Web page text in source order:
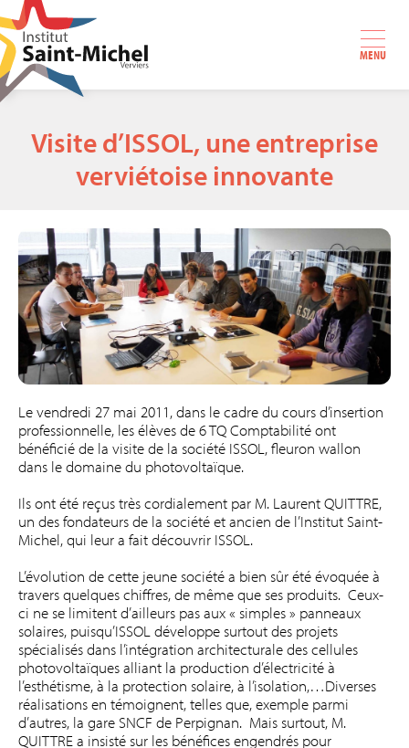
MENU
Visite d’ISSOL, une entreprise
verviétoise innovante
Le vendredi 27 mai 2011, dans le cadre du cours d’insertion
professionnelle, les élèves de 6 TQ Comptabilité ont
bénéficié de la visite de la société ISSOL, fleuron wallon
dans le domaine du photovoltaïque.
Ils ont été reçus très cordialement par M. Laurent QUITTRE,
un des fondateurs de la société et ancien de l’Institut Saint-
Michel, qui leur a fait découvrir ISSOL.
L’évolution de cette jeune société a bien sûr été évoquée à
travers quelques chiffres, de même que ses produits. Ceux-
ci ne se limitent d’ailleurs pas aux « simples » panneaux
solaires, puisqu’ISSOL développe surtout des projets
spécialisés dans l’intégration architecturale des cellules
photovoltaïques alliant la production d’électricité à
l’esthétisme, à la protection solaire, à l’isolation,…Diverses
réalisations en témoignent, telles que, exemple parmi
d’autres, la gare SNCF de Perpignan. Mais surtout, M.
QUITTRE a insisté sur les bénéfices engendrés pour